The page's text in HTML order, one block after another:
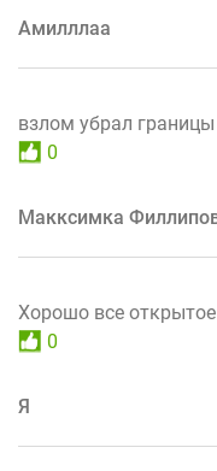
Амилллаа
взлом убрал границы
0
Макксимка
Хорошо все открытое
0
Я